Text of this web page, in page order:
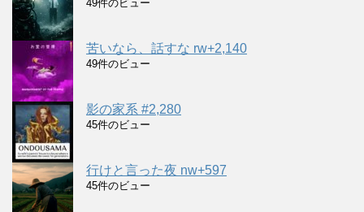
49件のビュー
苦いなら、話すな rw+2,140
49件のビュー
影の家系 #2,280
45件のビュー
行けと言った夜 nw+597
45件のビュー